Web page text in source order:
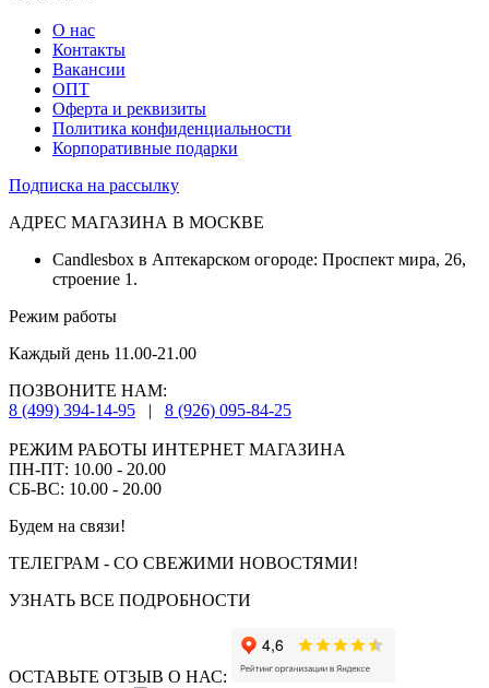
О нас
Контакты
Вакансии
ОПТ
Оферта и реквизиты
Политика конфиденциальности
Корпоративные подарки
Подписка на рассылку
АДРЕС МАГАЗИНА В МОСКВЕ
Candlesbox в Аптекарском огороде: Проспект мира, 26,
строение 1.
Режим работы
Каждый день 11.00-21.00
ПОЗВОНИТЕ НАМ:
8 (499) 394-14-95
| 8 (926) 095-84-25
РЕЖИМ РАБОТЫ ИНТЕРНЕТ МАГАЗИНА
ПН-ПТ: 10.00 - 20.00
СБ-ВС: 10.00 - 20.00
Будем на связи!
ТЕЛЕГРАМ - СО СВЕЖИМИ НОВОСТЯМИ!
УЗНАТЬ ВСЕ ПОДРОБНОСТИ
ОСТАВЬТЕ ОТЗЫВ О НАС: